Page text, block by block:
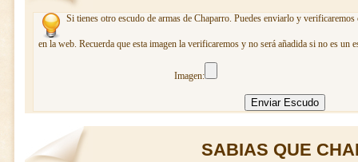
Si tienes otro escudo de armas de Chaparro. Puedes enviarlo y
en la web. Recuerda que esta imagen la verificaremos y no será añadida si no es un
Imagen:
SABIAS QUE